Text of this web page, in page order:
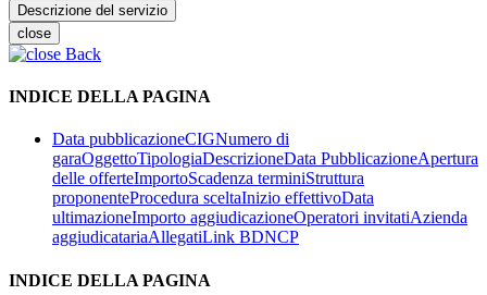
Descrizione del servizio
close
Back
INDICE DELLA PAGINA
Data pubblicazioneCIGNumero di
garaOggettoTipologiaDescrizioneData PubblicazioneApertura
delle offerteImportoScadenza terminiStruttura
proponenteProcedura sceltaInizio effettivoData
ultimazioneImporto aggiudicazioneOperatori invitatiAzienda
aggiudicatariaAllegatiLink BDNCP
INDICE DELLA PAGINA